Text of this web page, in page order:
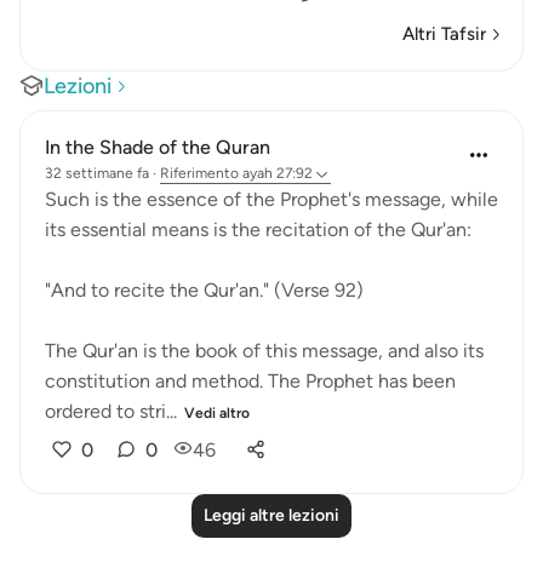
Altri Tafsir
Lezioni
In the Shade of the Quran
32 settimane fa · Riferimento ayah 27:92
Such is the essence of the Prophet's message, while
its essential means is the recitation of the Qur'an:
"And to recite the Qur'an." (Verse 92)
The Qur'an is the book of this message, and also its
constitution and method. The Prophet has been
ordered to stri... Vedi altro
0 0 46
Leggi altre lezioni